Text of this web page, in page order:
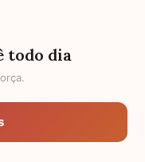
todo dia